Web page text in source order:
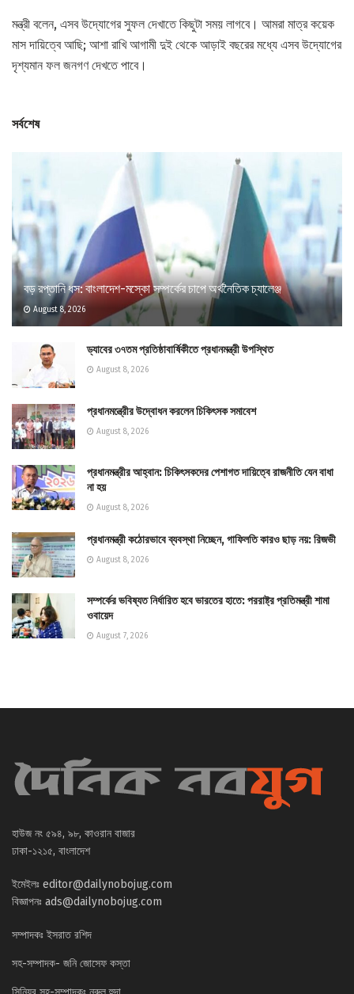
মন্ত্রী বলেন, এসব উদ্যোগের সুফল দেখাতে কিছুটা সময় লাগবে। আমরা মাত্র কয়েক
মাস দায়িত্বে আছি; আশা রাখি আগামী দুই থেকে আড়াই বছরের মধ্যে এসব উদ্যোগের
দৃশ্যমান ফল জনগণ দেখতে পাবে।
সর্বশেষ
বড় রপ্তানি ধস: বাংলাদেশ-মস্কো সম্পর্কের চাপে অর্থনৈতিক চ্যালেঞ্জ
August 8, 2026
ড্যাবের ৩৭তম প্রতিষ্ঠাবার্ষিকীতে প্রধানমন্ত্রী উপস্থিত
August 8, 2026
প্রধানমন্ত্রীের উদ্বোধন করলেন চিকিৎসক সমাবেশ
August 8, 2026
প্রধানমন্ত্রীর আহ্বান: চিকিৎসকদের পেশাগত দায়িত্বে রাজনীতি যেন বাধা
না হয়
August 8, 2026
প্রধানমন্ত্রী কঠোরভাবে ব্যবস্থা নিচ্ছেন, গাফিলতি কারও ছাড় নয়: রিজভী
August 8, 2026
সম্পর্কের ভবিষ্যত নির্ধারিত হবে ভারতের হাতে: পররাষ্ট্র প্রতিমন্ত্রী শামা
ওবায়েদ
August 7, 2026
হাউজ নং ৫৯৪, ৯৮, কাওরান বাজার
ঢাকা-১২১৫, বাংলাদেশ
ইমেইলঃ editor@dailynobojug.com
বিজ্ঞাপনঃ ads@dailynobojug.com
সম্পাদকঃ ইসরাত রশিদ
সহ-সম্পাদক- জনি জোসেফ কস্তা